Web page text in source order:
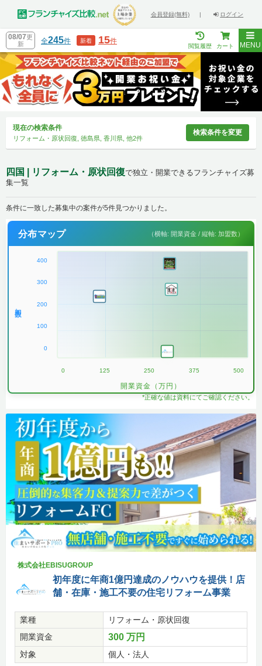
会員登録(無料) | ログイン
08/07更
新
全245件 新着 15件
閲覧履歴 カート MENU
現在の検索条件
リフォーム・原状回復, 徳島県, 香川県, 他2件
検索条件を変更
四国 | リフォーム・原状回復で独立・開業できるフランチャイズ募
集一覧
条件に一致した募集中の案件が5件見つかりました。
分布マップ （横軸: 開業資金 / 縦軸: 加盟数）
400
300
200
100
0
0 125 250 375 500
開業資金（万円）
*正確な値は資料にてご確認ください。
株式会社EBISUGROUP
初年度に年商1億円達成のノウハウを提供！店
舗・在庫・施工不要の住宅リフォーム事業
業種
リフォーム・原状回復
開業資金
300 万円
対象 個人・法人